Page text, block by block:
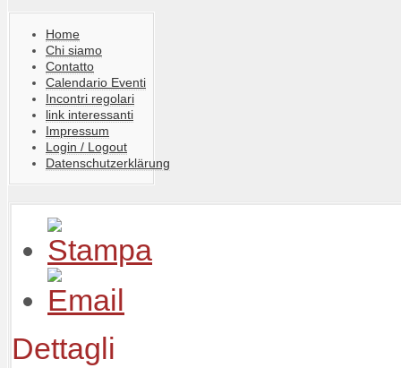
Home
Chi siamo
Contatto
Calendario Eventi
Incontri regolari
link interessanti
Impressum
Login / Logout
Datenschutzerklärung
Dettagli